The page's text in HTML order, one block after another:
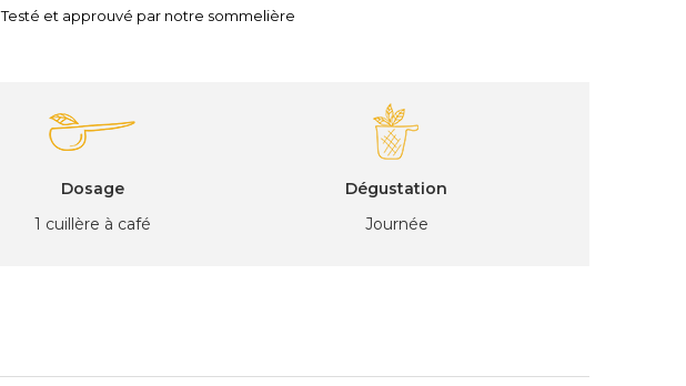
Testé et approuvé par notre sommelière
Dosage
1 cuillère à café
Dégustation
Journée